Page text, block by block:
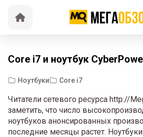
Core i7 и ноутбук
Ноутбуки Core i7
Читатели сетевого ресурса http://
заметить, что число
ноутбуков анонсированных
последние месяцы растет.